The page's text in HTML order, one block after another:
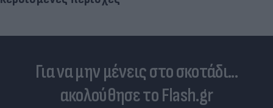
Για να μην μένεις στο σκοτάδι...
ακολούθησε το Flash.gr